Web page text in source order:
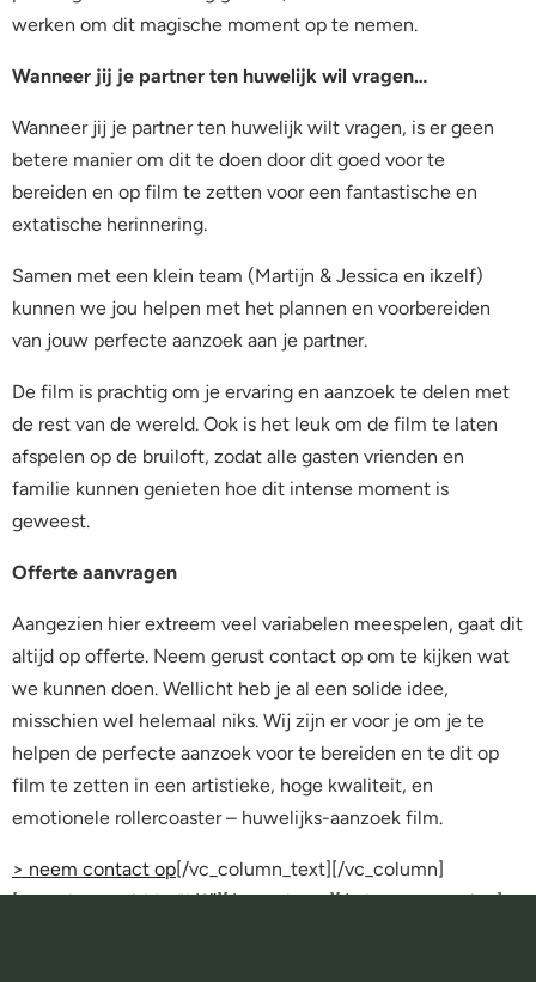
werken om dit magische moment op te nemen.
Wanneer jij je partner ten huwelijk wil vragen…
Wanneer jij je partner ten huwelijk wilt vragen, is er geen
betere manier om dit te doen door dit goed voor te
bereiden en op film te zetten voor een fantastische en
extatische herinnering.
Samen met een klein team (Martijn & Jessica en ikzelf)
kunnen we jou helpen met het plannen en voorbereiden
van jouw perfecte aanzoek aan je partner.
De film is prachtig om je ervaring en aanzoek te delen met
de rest van de wereld. Ook is het leuk om de film te laten
afspelen op de bruiloft, zodat alle gasten vrienden en
familie kunnen genieten hoe dit intense moment is
geweest.
Offerte aanvragen
Aangezien hier extreem veel variabelen meespelen, gaat dit
altijd op offerte. Neem gerust contact op om te kijken wat
we kunnen doen. Wellicht heb je al een solide idee,
misschien wel helemaal niks. Wij zijn er voor je om je te
helpen de perfecte aanzoek voor te bereiden en te dit op
film te zetten in een artistieke, hoge kwaliteit, en
emotionele rollercoaster – huwelijks-aanzoek film.
> neem contact op[/vc_column_text][/vc_column]
[vc_column width=”1/6″][/vc_column][/mk_page_section]